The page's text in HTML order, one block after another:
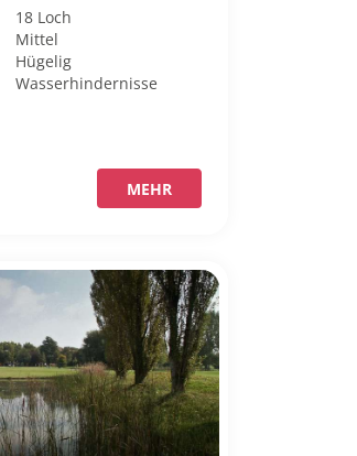
18 Loch
Mittel
Hügelig
Wasserhindernisse
MEHR